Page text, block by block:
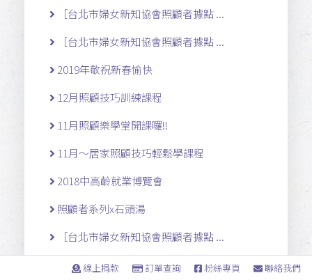
［台北市婦女新知協會照顧者據點 ...
［台北市婦女新知協會照顧者據點 ...
2019年敬祝新春愉快
12月照顧技巧訓練課程
11月照顧樂學堂開課囉!!
11月～居家照顧技巧輕鬆學課程
2018中高齡就業博覽會
照顧者系列x石頭湯
［台北市婦女新知協會照顧者據點 ...
[電腦/手機APP操作]雲端生 ...
線上捐款 訂單查詢 粉絲專頁 聯絡我們